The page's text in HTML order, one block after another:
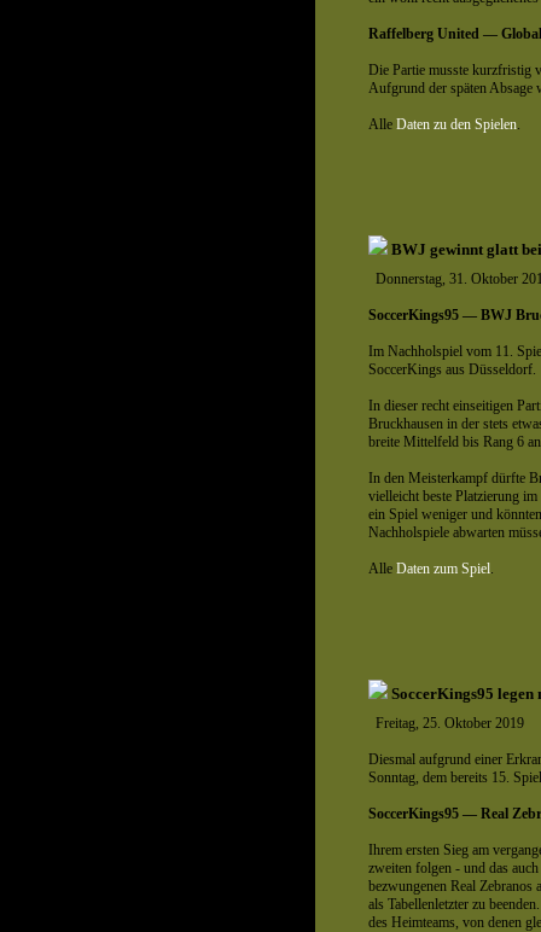
Raffelberg United —
Die Partie musste kurzfristig
Aufgrund der späten Absage
Alle Daten zu den Spielen.
BWJ gewinnt glatt
Donnerstag, 31. Oktober
SoccerKings95 — BWJ
Im Nachholspiel vom 11.
SoccerKings aus Düsseldorf.
In dieser recht einseitigen
Bruckhausen in der stets
breite Mittelfeld bis Rang 6
In den Meisterkampf dürfte
vielleicht beste Platzierung
ein Spiel weniger und
Nachholspiele abwarten
Alle Daten zum Spiel.
SoccerKings95 legen
Freitag, 25. Oktober 2019
Diesmal aufgrund einer
Sonntag, dem bereits 15.
SoccerKings95 — Real
Ihrem ersten Sieg am
zweiten folgen - und das
bezwungenen Real Zebranos
als Tabellenletzter zu
des Heimteams, von denen